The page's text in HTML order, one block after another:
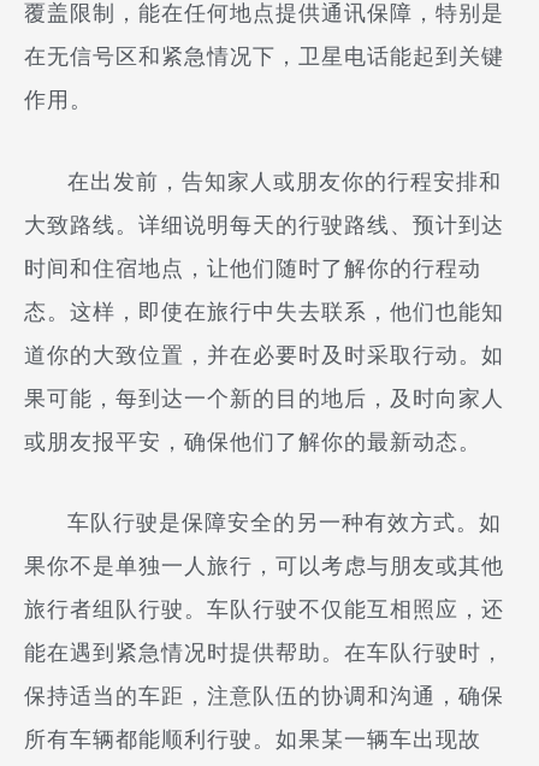
覆盖限制，能在任何地点提供通讯保障，特别是
在无信号区和紧急情况下，卫星电话能起到关键
作用。
在出发前，告知家人或朋友你的行程安排和
大致路线。详细说明每天的行驶路线、预计到达
时间和住宿地点，让他们随时了解你的行程动
态。这样，即使在旅行中失去联系，他们也能知
道你的大致位置，并在必要时及时采取行动。如
果可能，每到达一个新的目的地后，及时向家人
或朋友报平安，确保他们了解你的最新动态。
车队行驶是保障安全的另一种有效方式。如
果你不是单独一人旅行，可以考虑与朋友或其他
旅行者组队行驶。车队行驶不仅能互相照应，还
能在遇到紧急情况时提供帮助。在车队行驶时，
保持适当的车距，注意队伍的协调和沟通，确保
所有车辆都能顺利行驶。如果某一辆车出现故